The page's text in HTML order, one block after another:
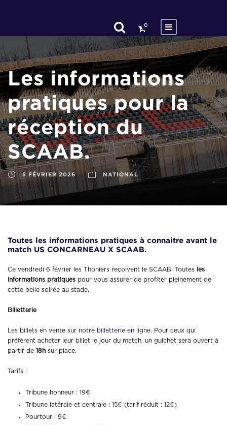
0
Les informations
pratiques pour la
réception du
SCAAB.
5 FÉVRIER 2026 NATIONAL
Toutes les informations pratiques à connaitre avant le
match US CONCARNEAU X SCAAB.
Ce vendredi 6 février les Thoniers reçoivent le SCAAB. Toutes les
informations pratiques pour vous assurer de profiter pleinement de
cette belle soirée au stade.
Billetterie
Les billets en vente sur notre billetterie en ligne. Pour ceux qui
préfèrent acheter leur billet le jour du match, un guichet sera ouvert à
partir de 18h sur place.
Tarifs :
Tribune honneur : 19€
Tribune latérale et centrale : 15€ (tarif réduit : 12€)
Pourtour : 9€